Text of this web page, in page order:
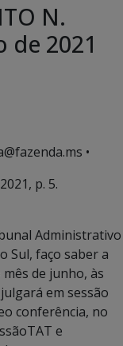
N.
de 2021
•
p. 5.
Administrativo
Sul, faço saber a
de junho, às
em sessão
conferência, no
e